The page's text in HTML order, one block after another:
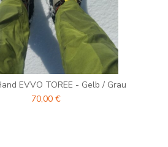
EVVO TOREE - Gelb / Grau
70,00 €